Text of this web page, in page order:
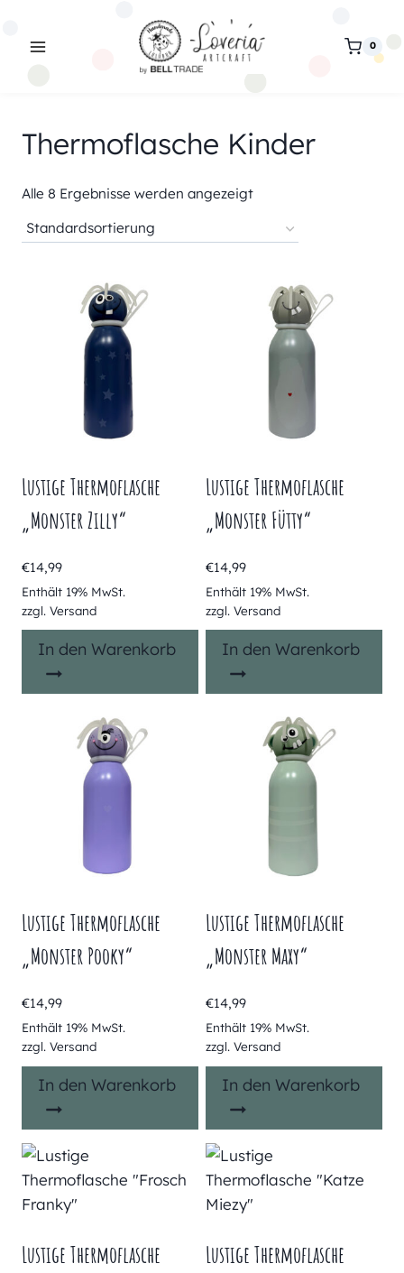
0
Thermoflasche Kinder
Alle 8 Ergebnisse werden angezeigt
Lustige Thermoflasche
„Monster Zilly“
€14,99
Enthält 19% MwSt.
zzgl. Versand
In den Warenkorb
Lustige Thermoflasche
„Monster Fütty“
€14,99
Enthält 19% MwSt.
zzgl. Versand
In den Warenkorb
Lustige Thermoflasche
„Monster Pooky“
€14,99
Enthält 19% MwSt.
zzgl. Versand
In den Warenkorb
Lustige Thermoflasche
„Monster Maxy“
€14,99
Enthält 19% MwSt.
zzgl. Versand
In den Warenkorb
Lustige Thermoflasche
Lustige Thermoflasche